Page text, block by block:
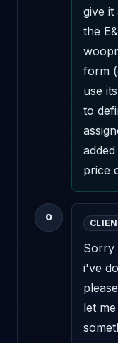
give
the
form
use
to
price
O
Sorry
i've
let